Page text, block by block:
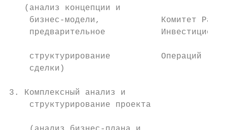
(анализ концепции и
бизнес-модели,            Комитет
предварительное
структурирование          Операций
сделки)
3. Комплексный анализ и
структурирование проекта